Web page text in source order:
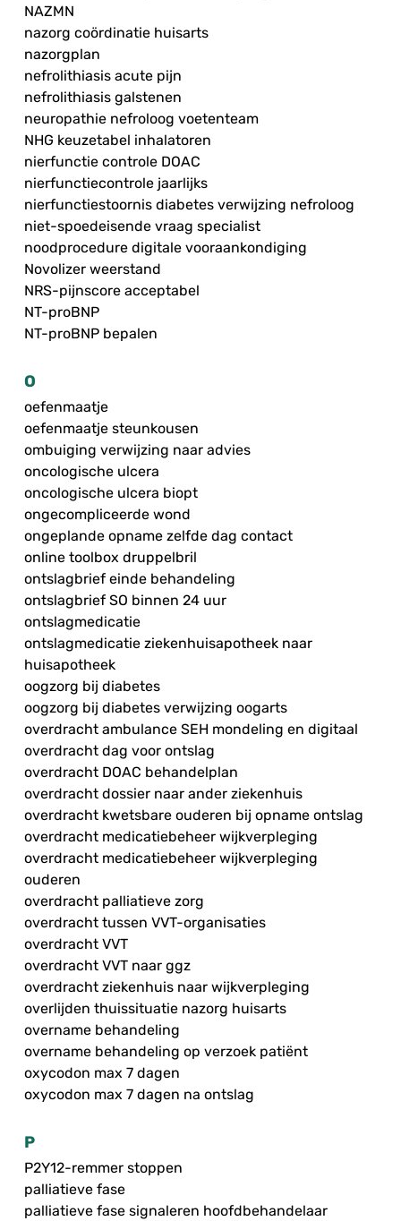
NAZMN
nazorg coördinatie huisarts
nazorgplan
nefrolithiasis acute pijn
nefrolithiasis galstenen
neuropathie nefroloog voetenteam
NHG keuzetabel inhalatoren
nierfunctie controle DOAC
nierfunctiecontrole jaarlijks
nierfunctiestoornis diabetes verwijzing nefroloog
niet-spoedeisende vraag specialist
noodprocedure digitale vooraankondiging
Novolizer weerstand
NRS-pijnscore acceptabel
NT-proBNP
NT-proBNP bepalen
O
oefenmaatje
oefenmaatje steunkousen
ombuiging verwijzing naar advies
oncologische ulcera
oncologische ulcera biopt
ongecompliceerde wond
ongeplande opname zelfde dag contact
online toolbox druppelbril
ontslagbrief einde behandeling
ontslagbrief SO binnen 24 uur
ontslagmedicatie
ontslagmedicatie ziekenhuisapotheek naar
huisapotheek
oogzorg bij diabetes
oogzorg bij diabetes verwijzing oogarts
overdracht ambulance SEH mondeling en digitaal
overdracht dag voor ontslag
overdracht DOAC behandelplan
overdracht dossier naar ander ziekenhuis
overdracht kwetsbare ouderen bij opname ontslag
overdracht medicatiebeheer wijkverpleging
overdracht medicatiebeheer wijkverpleging
ouderen
overdracht palliatieve zorg
overdracht tussen VVT-organisaties
overdracht VVT
overdracht VVT naar ggz
overdracht ziekenhuis naar wijkverpleging
overlijden thuissituatie nazorg huisarts
overname behandeling
overname behandeling op verzoek patiënt
oxycodon max 7 dagen
oxycodon max 7 dagen na ontslag
P
P2Y12-remmer stoppen
palliatieve fase
palliatieve fase signaleren hoofdbehandelaar